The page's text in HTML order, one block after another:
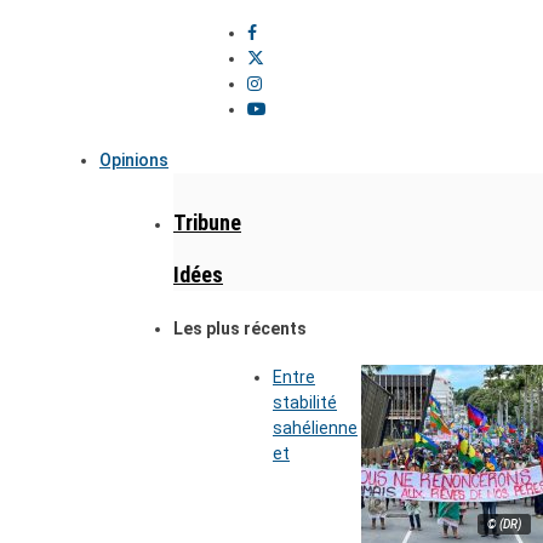
Opinions
Tribune
Idées
Les plus récents
© (DR)
Entre
stabilité
sahélienne
et